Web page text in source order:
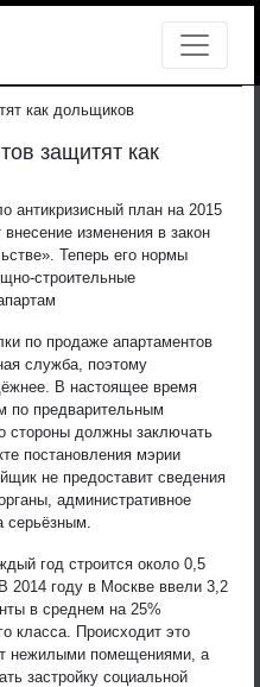
как дольщиков
защитят как
антикризисный план на 2015
изменения в закон
Теперь его нормы
строительные
по продаже апартаментов
служба, поэтому
В настоящее время
по предварительным
стороны должны заключать
постановления мэрии
не предоставит сведения
административное
серьёзным.
год строится около 0,5
2014 году в Москве ввели 3,2
в среднем на 25%
класса. Происходит это
нежилыми помещениями, а
застройку социальной